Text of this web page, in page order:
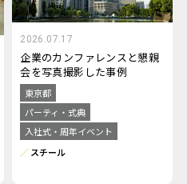
2026.07.17
企業のカンファレンスと懇親
会を写真撮影した事例
東京都
パーティ・式典
入社式・周年イベント
スチール